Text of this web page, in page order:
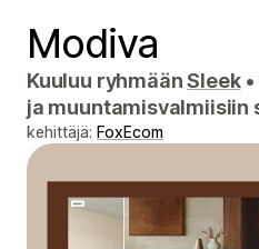
Modiva
Kuuluu ryhmäänSleek •
ja muuntamisvalmiisiin
kehittäjä: FoxEcom